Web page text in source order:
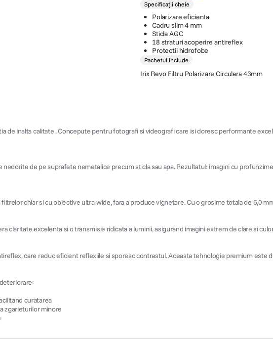
Specificații cheie
Polarizare eficienta
Cadru slim 4 mm
Sticla AGC
18 straturi acoperire antireflex
Protectii hidrofobe
Pachetul include
Irix Revo Filtru Polarizare Circulara 43mm
de inalta calitate . Concepute pentru fotografi si videografi care isi doresc performante
de pe suprafete nemetalice precum sticla sau apa. Rezultatul: imagini cu
chiar si cu obiective ultra-wide, fara a produce vignetare. Cu o grosime totala de 6,0
claritate excelenta si o transmisie ridicata a luminii, asigurand imagini extrem de clare si
care reduc eficient reflexiile si sporesc contrastul. Aceasta tehnologie premium este
curatarea
zgarieturilor minore